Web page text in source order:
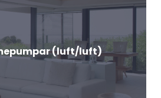
(luft/luft)